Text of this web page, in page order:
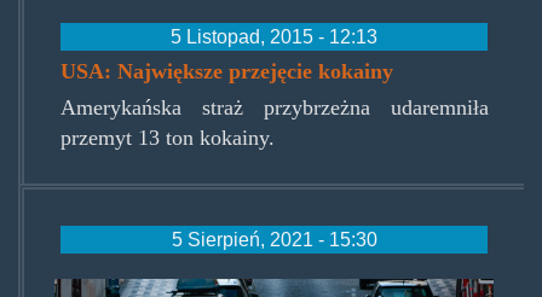
5 Listopad, 2015 - 12:13
USA: Największe przejęcie kokainy
Amerykańska straż przybrzeżna udaremniła
przemyt 13 ton kokainy.
5 Sierpień, 2021 - 15:30